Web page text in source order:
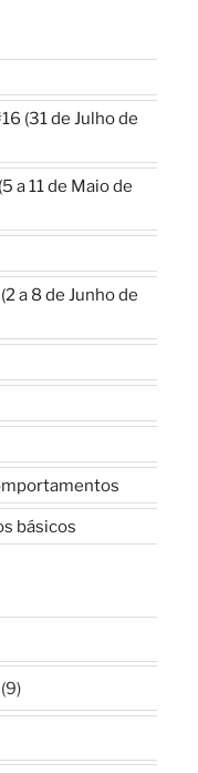
(31 de Julho de
a 11 de Maio de
a 8 de Junho de
básicos